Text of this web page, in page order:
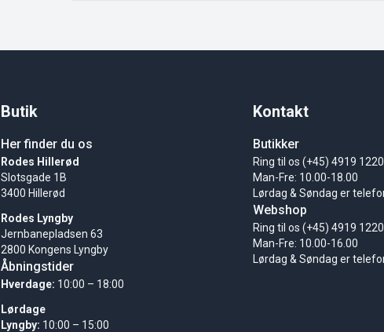
Butik
Her finder du os
Rodes Hillerød
Slotsgade 1B
3400 Hillerød
Rodes Lyngby
Jernbanepladsen 63
2800 Kongens Lyngby
Åbningstider
Hverdage: 10:00 – 18:00
Lørdage
Lyngby: 10:00 – 15:00
Kontakt
Butikker
Ring til os (+45) 4919 1220
Man-Fre: 10.00-18.00
Lørdag & Søndag er
Webshop
Ring til os (+45) 4919 1220
Man-Fre: 10.00-16.00
Lørdag & Søndag er